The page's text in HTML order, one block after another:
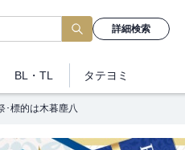
詳細検索
BL・TL タテヨミ
標的は木暮塵八